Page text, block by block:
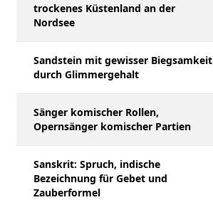
trockenes Küstenland an der
Nordsee
Sandstein mit gewisser Biegsamkeit
durch Glimmergehalt
Sänger komischer Rollen,
Opernsänger komischer Partien
Sanskrit: Spruch, indische
Bezeichnung für Gebet und
Zauberformel